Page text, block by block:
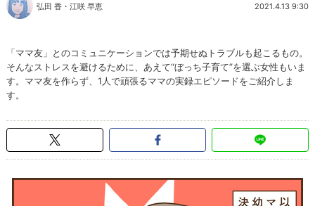
弘田 香 ・江咲 早恵 2021.4.13 9:30
「ママ友」とのコミュニケーションでは予期せぬトラブルも起こるもの。
そんなストレスを避けるために、あえて“ぼっち子育て”を選ぶ女性もいま
す。ママ友を作らず、1人で頑張るママの実録エピソードをご紹介しま
す。